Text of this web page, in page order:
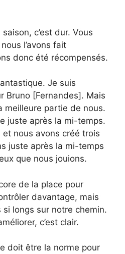
c’est dur. Vous
l’avons fait
donc été récompensés.
Je suis
Bruno [Fernandes]. Mais
meilleure partie de nous.
juste après la mi-temps.
et nous avons créé trois
juste après la mi-temps
que nous jouions.
de la place pour
davantage, mais
si longs sur notre chemin.
c’est clair.
doit être la norme pour